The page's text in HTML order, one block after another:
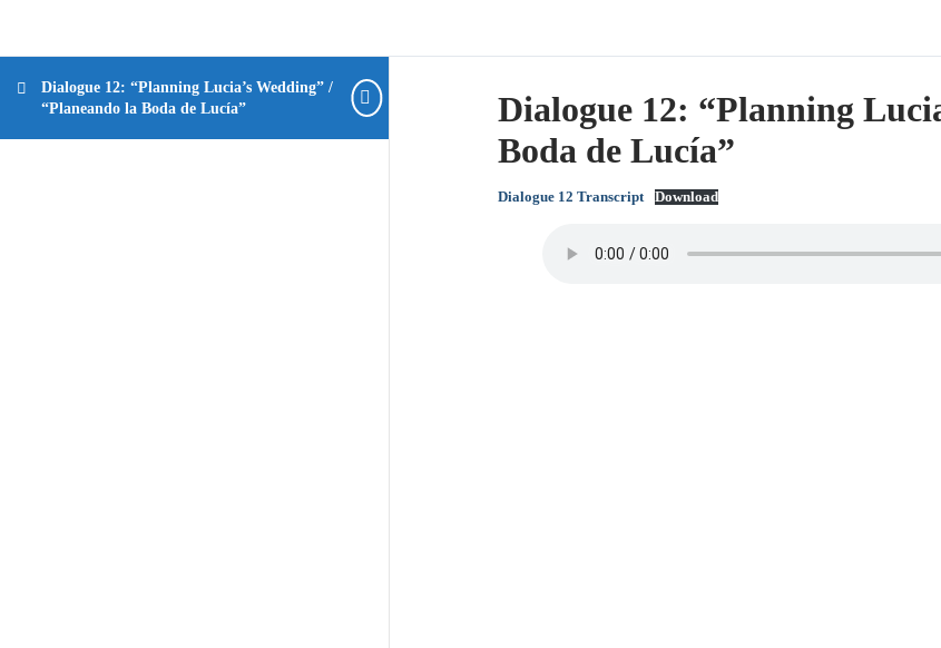
Dialogue 12: “Planning Lucia’s Wedding” /
“Planeando la Boda de Lucía”
Dialogue 12: “Planning
Boda de Lucía”
Dialogue 12 Transcript Download